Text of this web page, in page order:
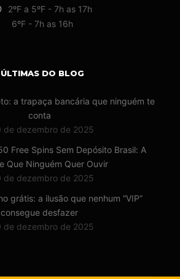
2ºF a 5ºF - 7h as 17h
6ºF - 7h as 16h
ÚLTIMAS DO BLOG
a trapaça bancária que ninguém te
conta
de dezembro de 2025
Free Spins Sem Depósito Brasil: A
Que Ninguém Quer Ouvir
de dezembro de 2025
grátis: a ilusão que nenhum “VIP”
consegue desfazer
de dezembro de 2025